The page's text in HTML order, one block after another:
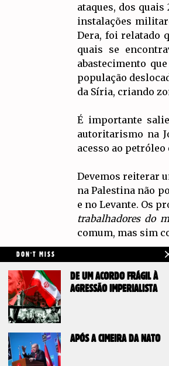
ataques, dos
instalações
Dera, foi relatado
quais se
abastecimento
população
da Síria, criando
É importante
autoritarismo na
acesso ao
Devemos reiterar
na Palestina não
e no Levante. Os
trabalhadores do
comum, mas sim
Ao refletirmos
bairros
continuam a
comerciantes
imperialistas
não na caridade.
Asiático numa
Beirute aos de
DON'T MISS
DE UM ACORDO FRÁGIL À
AGRESSÃO IMPERIALISTA
APÓS A CIMEIRA DA NATO